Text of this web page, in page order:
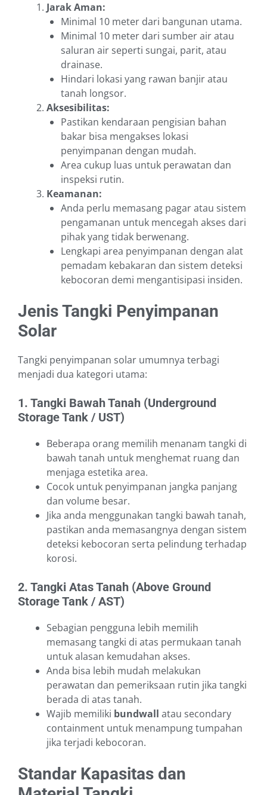
Jarak Aman:
Minimal 10 meter dari bangunan utama.
Minimal 10 meter dari sumber air atau
saluran air seperti sungai, parit, atau
drainase.
Hindari lokasi yang rawan banjir atau
tanah longsor.
Aksesibilitas:
Pastikan kendaraan pengisian bahan
bakar bisa mengakses lokasi
penyimpanan dengan mudah.
Area cukup luas untuk perawatan dan
inspeksi rutin.
Keamanan:
Anda perlu memasang pagar atau sistem
pengamanan untuk mencegah akses dari
pihak yang tidak berwenang.
Lengkapi area penyimpanan dengan alat
pemadam kebakaran dan sistem deteksi
kebocoran demi mengantisipasi insiden.
Jenis Tangki Penyimpanan
Solar
Tangki penyimpanan solar umumnya terbagi
menjadi dua kategori utama:
1. Tangki Bawah Tanah (Underground
Storage Tank / UST)
Beberapa orang memilih menanam tangki di
bawah tanah untuk menghemat ruang dan
menjaga estetika area.
Cocok untuk penyimpanan jangka panjang
dan volume besar.
Jika anda menggunakan tangki bawah tanah,
pastikan anda memasangnya dengan sistem
deteksi kebocoran serta pelindung terhadap
korosi.
2. Tangki Atas Tanah (Above Ground
Storage Tank / AST)
Sebagian pengguna lebih memilih
memasang tangki di atas permukaan tanah
untuk alasan kemudahan akses.
Anda bisa lebih mudah melakukan
perawatan dan pemeriksaan rutin jika tangki
berada di atas tanah.
Wajib memiliki bundwall atau secondary
containment untuk menampung tumpahan
jika terjadi kebocoran.
Standar Kapasitas dan